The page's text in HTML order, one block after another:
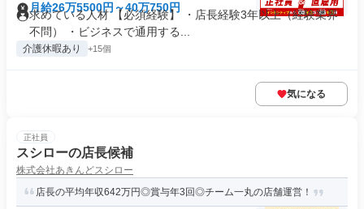
月給26万5500円～40万750円
求めている人材 【必須経験】 ・店長経験3年以上（経験業界
不問） ・ビジネスで通用する...
介護休暇あり +15個
気になる
正社員
スシローの店長候補
株式会社あきんどスシロー
店長の平均年収642万円◎賞与年3回◎チーム一丸の店舗運営！